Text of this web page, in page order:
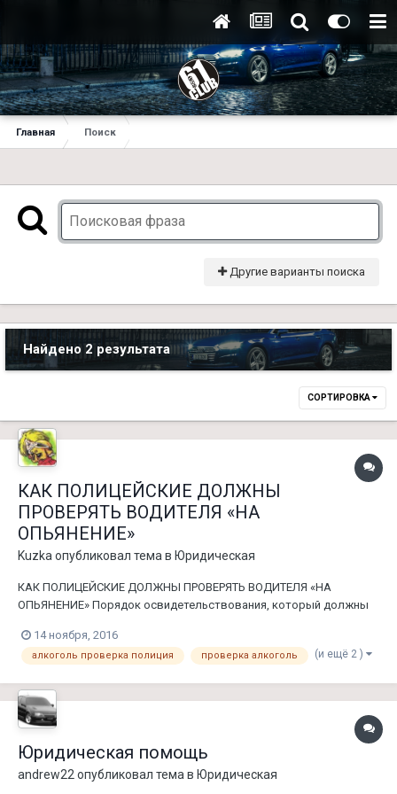
Главная Поиск
Другие варианты поиска
Найдено 2 результата
СОРТИРОВКА
КАК ПОЛИЦЕЙСКИЕ ДОЛЖНЫ
ПРОВЕРЯТЬ ВОДИТЕЛЯ «НА
ОПЬЯНЕНИЕ»
Kuzka опубликовал тема в Юридическая
КАК ПОЛИЦЕЙСКИЕ ДОЛЖНЫ ПРОВЕРЯТЬ ВОДИТЕЛЯ «НА
ОПЬЯНЕНИЕ» Порядок освидетельствования, который должны
состояние алкогольного опьянения -является одной из мер
обеспечения производства по делу об административном
14 ноября, 2016
алкоголь проверка полиция проверка алкоголь (и ещё 2 )
Юридическая помощь
andrew22 опубликовал тема в Юридическая